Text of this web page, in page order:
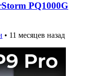
PQ1000G
• 11 месяцев назад